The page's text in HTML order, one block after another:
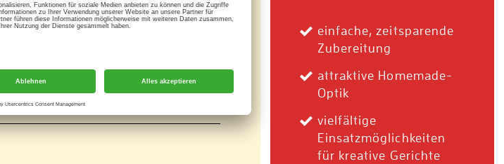
Schwenkkartoffeln werden
sich schnell zubereiten!
einfache, zeitsparende
Zubereitung
attraktive Homemade-
Optik
vielfältige
Einsatzmöglichkeiten
für kreative Gerichte